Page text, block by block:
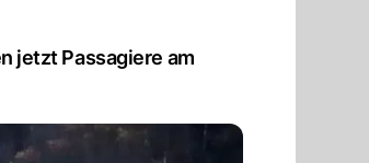
jetzt Passagiere am